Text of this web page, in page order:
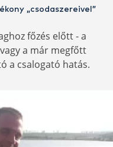
„csodaszereivel”
főzés előtt - a
a már megfőtt
a csalogató hatás.